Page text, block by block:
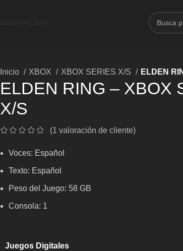
Inicio XBOX XBOX SERIES X/S ELDEN
ELDEN RING – XBOX
X/S
(1 valoración de cliente)
Voces: Español
Texto: Español
Peso del Juego: 58 GB
Consola: 1
Juegos Digitales